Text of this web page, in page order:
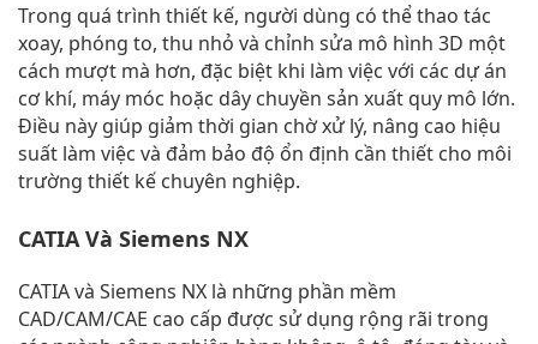
Trong quá trình thiết kế, người dùng có thể thao tác
xoay, phóng to, thu nhỏ và chỉnh sửa mô hình 3D một
cách mượt mà hơn, đặc biệt khi làm việc với các dự án
cơ khí, máy móc hoặc dây chuyền sản xuất quy mô lớn.
Điều này giúp giảm thời gian chờ xử lý, nâng cao hiệu
suất làm việc và đảm bảo độ ổn định cần thiết cho môi
trường thiết kế chuyên nghiệp.
CATIA Và Siemens NX
CATIA và Siemens NX là những phần mềm
CAD/CAM/CAE cao cấp được sử dụng rộng rãi trong